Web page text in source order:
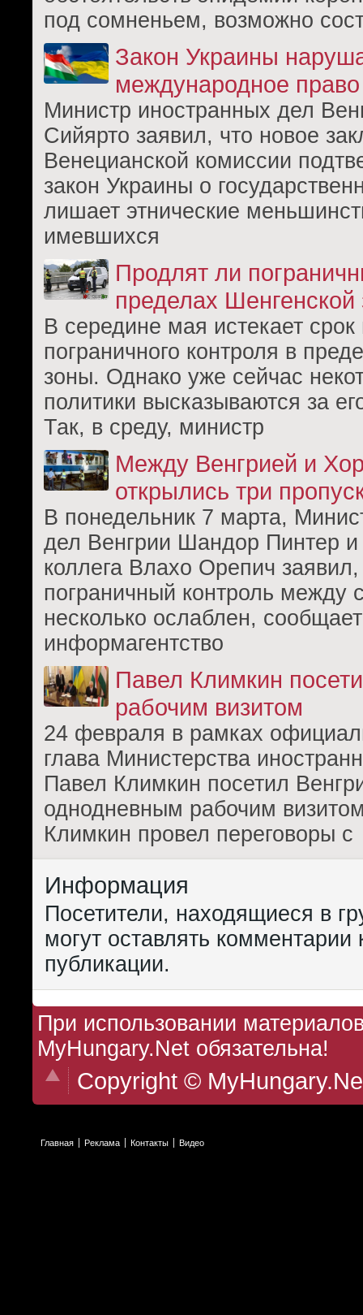
под сомненьем, возможно
Закон Украины
международное право
Министр иностранных дел
Сийярто заявил, что новое
Венецианской комиссии
закон Украины о
лишает этнические
имевшихся
Продлят ли
пределах Шенгенской
В середине мая истекает срок
пограничного контроля в
зоны. Однако уже сейчас
политики высказываются за
Так, в среду, министр
Между Венгрией и
открылись три
В понедельник 7 марта,
дел Венгрии Шандор Пинтер и
коллега Влахо Орепич заявил,
пограничный контроль между
несколько ослаблен, сообщает
информагентство
Павел Климкин
рабочим визитом
24 февраля в рамках
глава Министерства
Павел Климкин посетил
однодневным рабочим
Климкин провел переговоры с
Информация
Посетители, находящиеся в
могут оставлять комментарии
публикации.
При использовании
MyHungary.Net обязательна!
Copyright ©
Главная Реклама Контакты Видео